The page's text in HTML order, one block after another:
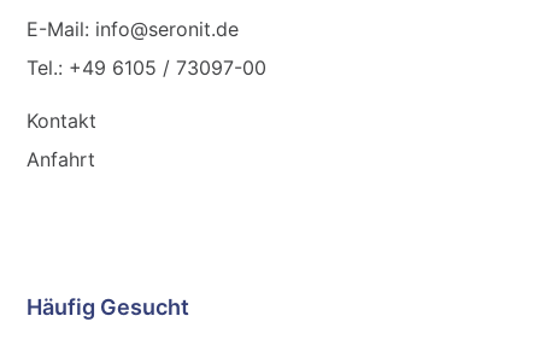
Häufig Gesucht
E-Mail: info@seronit.de
Tel.: +49 6105 / 73097-00
Kontakt
Anfahrt